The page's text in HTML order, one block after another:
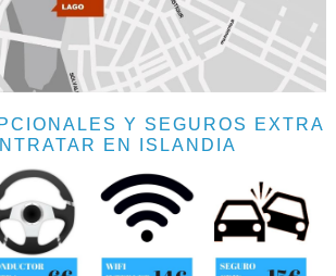
Y SEGUROS EXTRA
EN ISLANDIA